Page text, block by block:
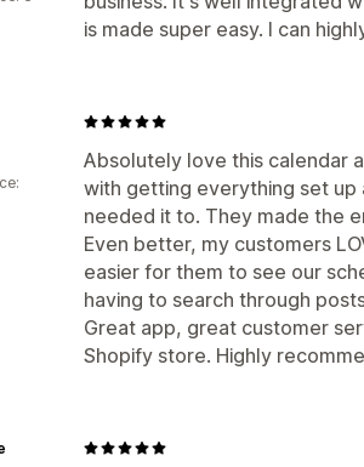
is made super easy. I can
Absolutely love this calendar
with getting everything set up
needed it to. They made the
Even better, my customers
easier for them to see our
having to search through
Great app, great customer
Shopify store. Highly